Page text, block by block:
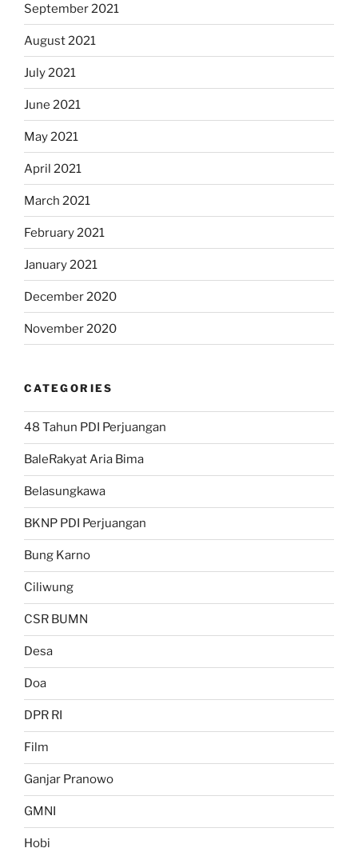
September 2021
August 2021
July 2021
June 2021
May 2021
April 2021
March 2021
February 2021
January 2021
December 2020
November 2020
CATEGORIES
48 Tahun PDI Perjuangan
BaleRakyat Aria Bima
Belasungkawa
BKNP PDI Perjuangan
Bung Karno
Ciliwung
CSR BUMN
Desa
Doa
DPR RI
Film
Ganjar Pranowo
GMNI
Hobi